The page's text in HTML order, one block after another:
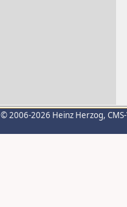
© 2006-2026 Heinz Herzog,